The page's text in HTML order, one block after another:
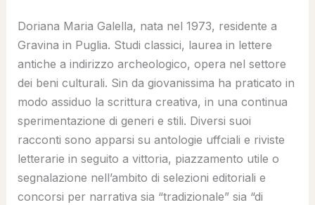
Doriana Maria Galella, nata nel 1973, residente a
Gravina in Puglia. Studi classici, laurea in lettere
antiche a indirizzo archeologico, opera nel settore
dei beni culturali. Sin da giovanissima ha praticato in
modo assiduo la scrittura creativa, in una continua
sperimentazione di generi e stili. Diversi suoi
racconti sono apparsi su antologie uffciali e riviste
letterarie in seguito a vittoria, piazzamento utile o
segnalazione nell’ambito di selezioni editoriali e
concorsi per narrativa sia “tradizionale” sia “di